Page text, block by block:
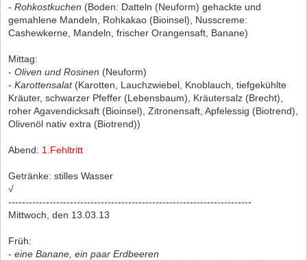
- Rohkostkuchen (Boden: Datteln (Neuform) gehackte und
gemahlene Mandeln, Rohkakao (Bioinsel), Nusscreme:
Cashewkerne, Mandeln, frischer Orangensaft, Banane)
Mittag:
- Oliven und Rosinen (Neuform)
- Karottensalat(Karotten, Lauchzwiebel, Knoblauch, tiefgekühlte
Kräuter, schwarzer Pfeffer (Lebensbaum), Kräutersalz (Brecht),
roher Agavendicksaft (Bioinsel), Zitronensaft, Apfelessig (Biotrend),
Olivenöl nativ extra (Biotrend))
Abend: 1.Fehltritt
Getränke: stilles Wasser
√
-----------------------------------------------------------------------
Mittwoch, den 13.03.13
Früh:
- eine Banane, ein paar Erdbeeren